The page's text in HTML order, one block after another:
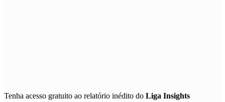
Tenha acesso gratuito ao relatório inédito do Liga Insights